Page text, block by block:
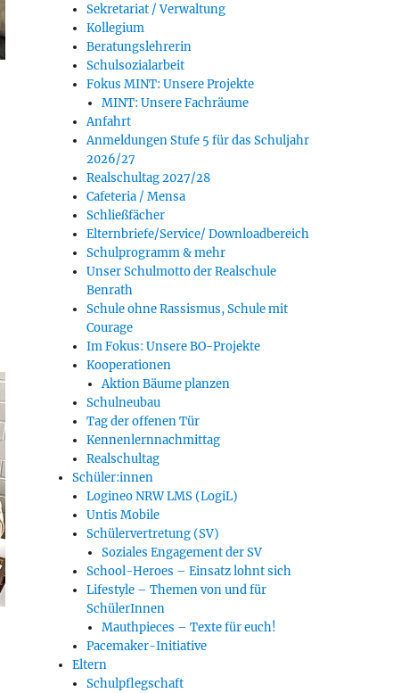
Sekretariat / Verwaltung
Kollegium
Beratungslehrerin
Schulsozialarbeit
Fokus MINT: Unsere Projekte
MINT: Unsere Fachräume
Anfahrt
Anmeldungen Stufe 5 für das Schuljahr
2026/27
Realschultag 2027/28
Cafeteria / Mensa
Schließfächer
Elternbriefe/Service/ Downloadbereich
Schulprogramm & mehr
Unser Schulmotto der Realschule
Benrath
Schule ohne Rassismus, Schule mit
Courage
Im Fokus: Unsere BO-Projekte
Kooperationen
Aktion Bäume planzen
Schulneubau
Tag der offenen Tür
Kennenlernnachmittag
Realschultag
Schüler:innen
Logineo NRW LMS (LogiL)
Untis Mobile
Schülervertretung (SV)
Soziales Engagement der SV
School-Heroes – Einsatz lohnt sich
Lifestyle – Themen von und für
SchülerInnen
Mauthpieces – Texte für euch!
Pacemaker-Initiative
Eltern
Schulpflegschaft